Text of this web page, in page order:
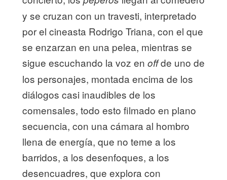
y se cruzan con un travesti, interpretado
por el cineasta Rodrigo Triana, con el que
se enzarzan en una pelea, mientras se
sigue escuchando la voz en offde uno de
los personajes, montada encima de los
diálogos casi inaudibles de los
comensales, todo esto filmado en plano
secuencia, con una cámara al hombro
llena de energía, que no teme a los
barridos, a los desenfoques, a los
desencuadres, que explora con